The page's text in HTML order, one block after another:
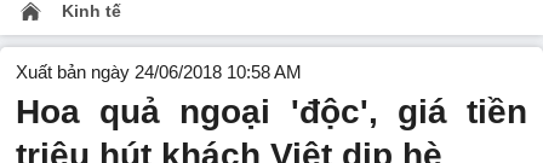
Kinh tế
Xuất bản ngày 24/06/2018 10:58 AM
Hoa quả ngoại 'độc', giá tiền
triệu hút khách Việt dịp hè